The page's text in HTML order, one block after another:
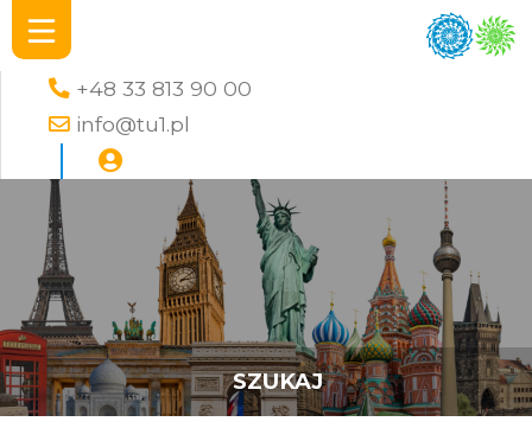
+48 33 813 90 00
info@tu1.pl
SZUKAJ